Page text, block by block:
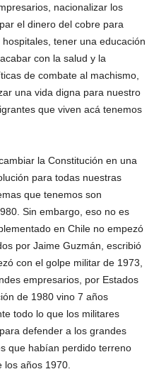
nacionalizar los
el dinero del cobre para
tener una educación
con la salud y la
de combate al machismo,
una vida digna para nuestro
que viven acá tenemos
la Constitución en una
para todas nuestras
que tenemos son
Sin embargo, eso no es
en Chile no empezó
por Jaime Guzmán, escribió
con el golpe militar de 1973,
empresarios, por Estados
de 1980 vino 7 años
todo lo que los militares
defender a los grandes
que habían perdido terreno
años 1970.